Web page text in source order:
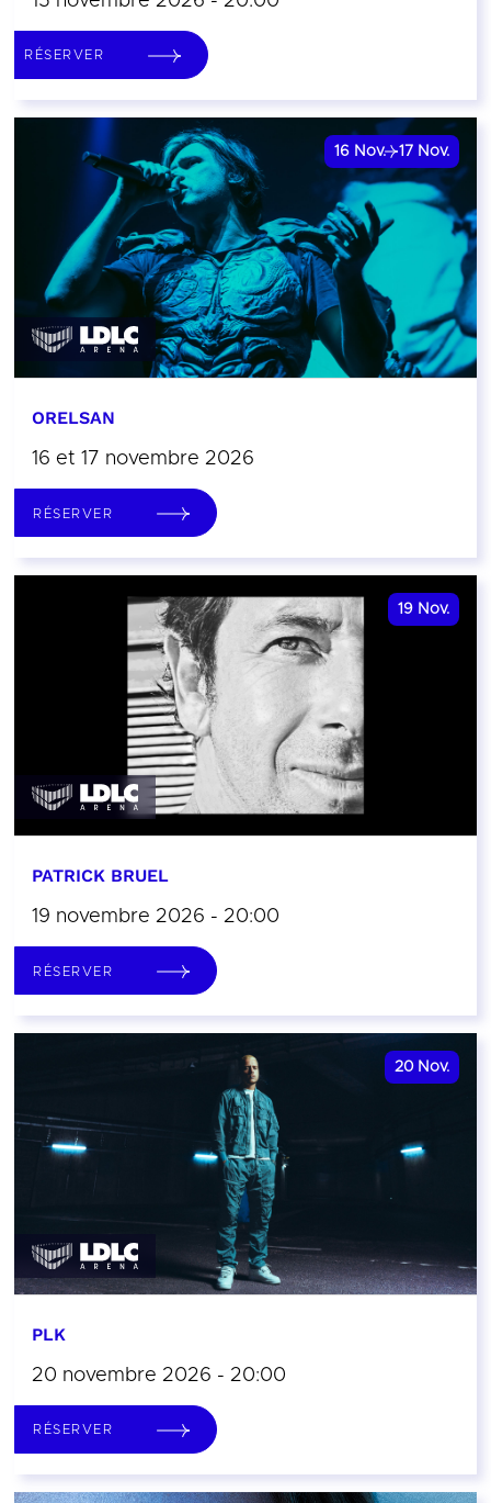
RÉSERVER
16 Nov. 17 Nov.
ORELSAN
16 et 17 novembre 2026
RÉSERVER
19 Nov.
PATRICK BRUEL
19 novembre 2026 - 20:00
RÉSERVER
20 Nov.
PLK
20 novembre 2026 - 20:00
RÉSERVER